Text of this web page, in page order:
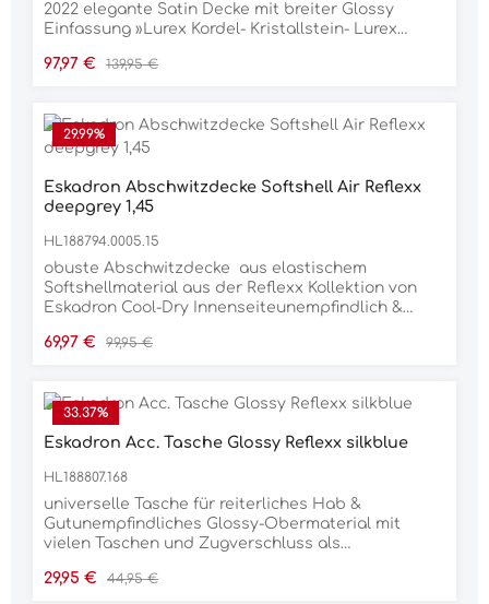
2022 elegante Satin Decke mit breiter Glossy
Einfassung »Lurex Kordel- Kristallstein- Lurex
Fauxfur Widerristpolster innenliegende
Schweifriemen Material 100% POLYESTER
Verkaufspreis:
97,97 € Regulärer Preis:
139,95 €
29.99%
Eskadron Abschwitzdecke Softshell Air Reflexx
deepgrey 1,45
HL188794.0005.15
obuste Abschwitzdecke aus elastischem
Softshellmaterial aus der Reflexx Kollektion von
Eskadron Cool-Dry Innenseiteunempfindlich &
3D Stick abnehmbare Kreuzbegurtung Material:
Verkaufspreis:
69,97 € Regulärer Preis:
99,95 €
33.37%
Eskadron Acc. Tasche Glossy Reflexx silkblue
HL188807.168
universelle Tasche für reiterliches Hab &
Gutunempfindliches Glossy-Obermaterial mit
vielen Taschen und Zugverschluss als
Prägunganthrazit glänzende Beschläge
Verkaufspreis:
29,95 € Regulärer Preis:
44,95 €